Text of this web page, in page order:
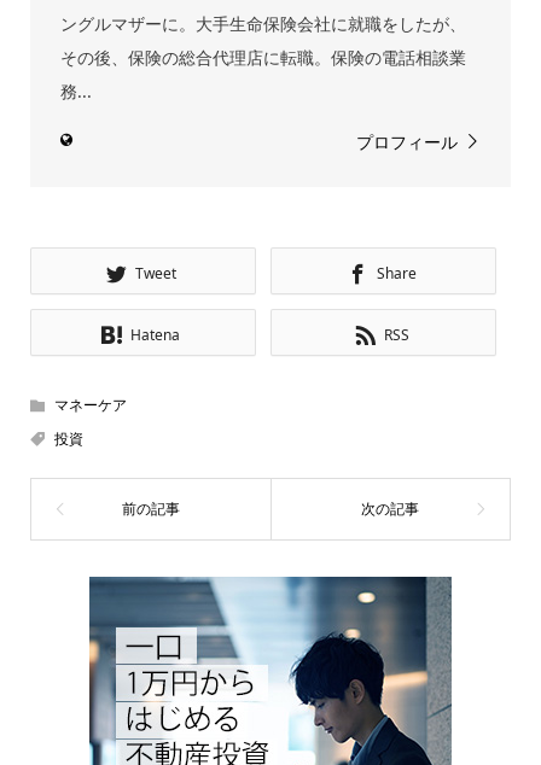
ングルマザーに。大手生命保険会社に就職をしたが、
その後、保険の総合代理店に転職。保険の電話相談業
務...
プロフィール
Tweet Share
Hatena RSS
マネーケア
投資